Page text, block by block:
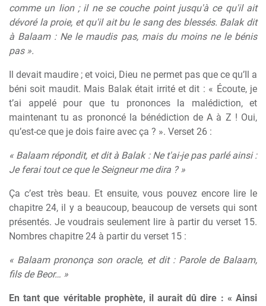
comme un lion ; il ne se couche point jusqu'à ce qu'il ait
dévoré la proie, et qu'il ait bu le sang des blessés. Balak dit
à Balaam : Ne le maudis pas, mais du moins ne le bénis
pas ».
Il devait maudire ; et voici, Dieu ne permet pas que ce qu’Il a
béni soit maudit. Mais Balak était irrité et dit : « Écoute, je
t’ai appelé pour que tu prononces la malédiction, et
maintenant tu as prononcé la bénédiction de A à Z ! Oui,
qu’est-ce que je dois faire avec ça ? ». Verset 26 :
« Balaam répondit, et dit à Balak : Ne t'ai-je pas parlé ainsi :
Je ferai tout ce que le Seigneur me dira ? »
Ça c’est très beau. Et ensuite, vous pouvez encore lire le
chapitre 24, il y a beaucoup, beaucoup de versets qui sont
présentés. Je voudrais seulement lire à partir du verset 15.
Nombres chapitre 24 à partir du verset 15 :
« Balaam prononça son oracle, et dit : Parole de Balaam,
fils de Beor… »
En tant que véritable prophète, il aurait dû dire : « Ainsi